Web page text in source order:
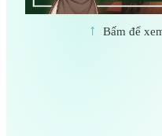
↑ Bấm để